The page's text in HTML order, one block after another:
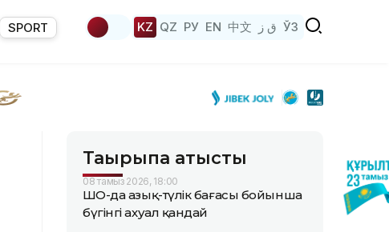
SPORT KZ QZ РУ EN 中文 ق ز ЎЗ
Тақырыпқа қатысты
08 тамыз 2026, 18:00
ШҚО-да азық-түлік бағасы бойынша
бүгінгі ахуал қандай